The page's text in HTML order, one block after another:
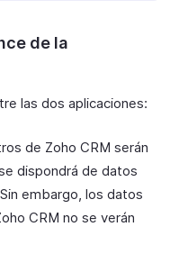
de la
las dos aplicaciones:
de Zoho CRM serán
dispondrá de datos
embargo, los datos
CRM no se verán